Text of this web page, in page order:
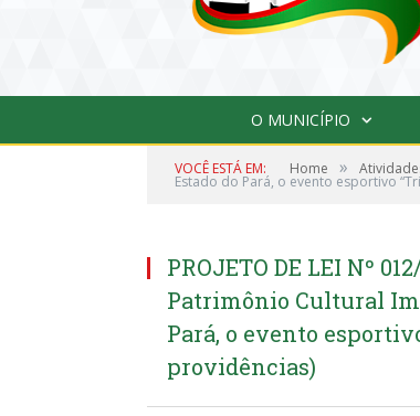
O MUNICÍPIO
VOCÊ ESTÁ EM: Home »
Estado do Pará, o evento esportivo
PROJETO DE LEI Nº
Patrimônio Cultural
Pará, o evento
providências)